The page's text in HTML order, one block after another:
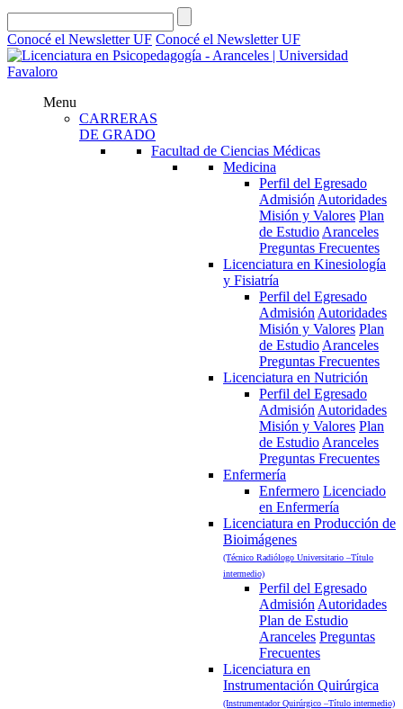
Conocé el Newsletter UF Conocé el Newsletter UF
Menu
CARRERAS
DE GRADO
Facultad de Ciencias Médicas
Medicina
Perfil del Egresado
Admisión Autoridades
Misión y Valores Plan
de Estudio Aranceles
Preguntas Frecuentes
Licenciatura en Kinesiología
y Fisiatría
Perfil del Egresado
Admisión Autoridades
Misión y Valores Plan
de Estudio Aranceles
Preguntas Frecuentes
Licenciatura en Nutrición
Perfil del Egresado
Admisión Autoridades
Misión y Valores Plan
de Estudio Aranceles
Preguntas Frecuentes
Enfermería
Enfermero Licenciado
en Enfermería
Licenciatura en Producción de
Bioimágenes
(Técnico Radiólogo Universitario –Título
intermedio)
Perfil del Egresado
Admisión Autoridades
Plan de Estudio
Aranceles Preguntas
Frecuentes
Licenciatura en
Instrumentación Quirúrgica
(Instrumentador Quirúrgico –Título intermedio)